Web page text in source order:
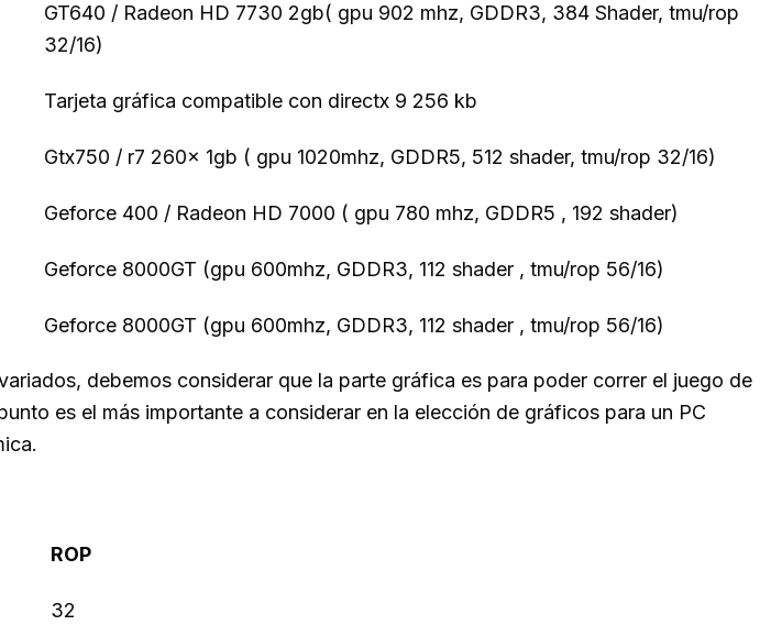
GT640 / Radeon HD 7730 2gb( gpu 902 mhz, GDDR3, 384 Shader, tmu/rop
32/16)
Tarjeta gráfica compatible con directx 9 256 kb
Gtx750 / r7 260x 1gb ( gpu 1020mhz, GDDR5, 512 shader, tmu/rop 32/16)
Geforce 400 / Radeon HD 7000 ( gpu 780 mhz, GDDR5 , 192 shader)
Geforce 8000GT (gpu 600mhz, GDDR3, 112 shader , tmu/rop 56/16)
Geforce 8000GT (gpu 600mhz, GDDR3, 112 shader , tmu/rop 56/16)
debemos considerar que la parte gráfica es para poder correr el juego de
es el más importante a considerar en la elección de gráficos para un PC
ROP
32